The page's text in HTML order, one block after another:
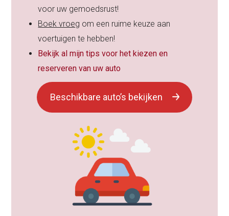
voor uw gemoedsrust!
Boek vroeg om een ruime keuze aan
voertuigen te hebben!
Bekijk al mijn tips voor het kiezen en
reserveren van uw auto
Beschikbare auto’s bekijken